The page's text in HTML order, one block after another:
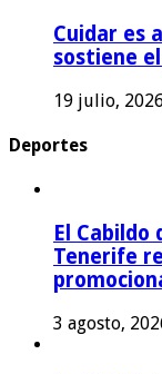
Cuidar es
sostiene
19 julio, 2026
Deportes
El Cabildo
Tenerife
3 agosto,